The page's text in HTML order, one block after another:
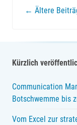
← Ältere
Kürzlich
Communication
Botschwemme bis
Vom Excel zur